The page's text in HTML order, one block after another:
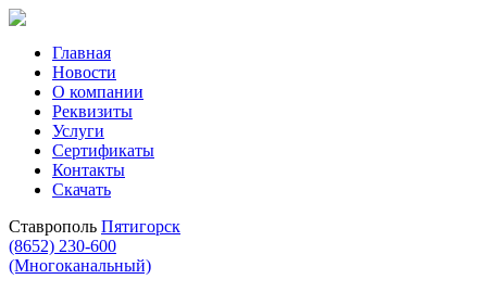
Главная
Новости
О компании
Реквизиты
Услуги
Сертификаты
Контакты
Скачать
Ставрополь Пятигорск
(8652) 230-600
(Многоканальный)